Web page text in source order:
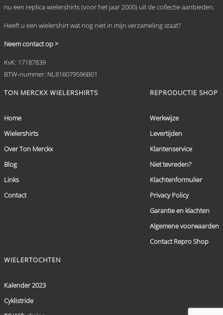
nu een replica wielershirts (voor het jaar 2000) uit de collectie aanbieden.
Heeft u een wielershirt wat nog niet in mijn verzameling staat?
Neem contact op >
KvK: 17187839
BTW-nummer: NL816079596B01
TON MERCKX WIELERSHIRTS
Home
Wielershirts
Over Ton Merckx
Blog
Links
Contact
REPRODUCTIE SHOP
Werkwijze
Levertijden
Klantenservice
Niet tevreden?
Klachtenformulier
Privacy Policy
Garantie en klachten
Algemene voorwaarden
Contact Repro Shop
WIELERTOCHTEN
Kalender 2023
Cyklistride